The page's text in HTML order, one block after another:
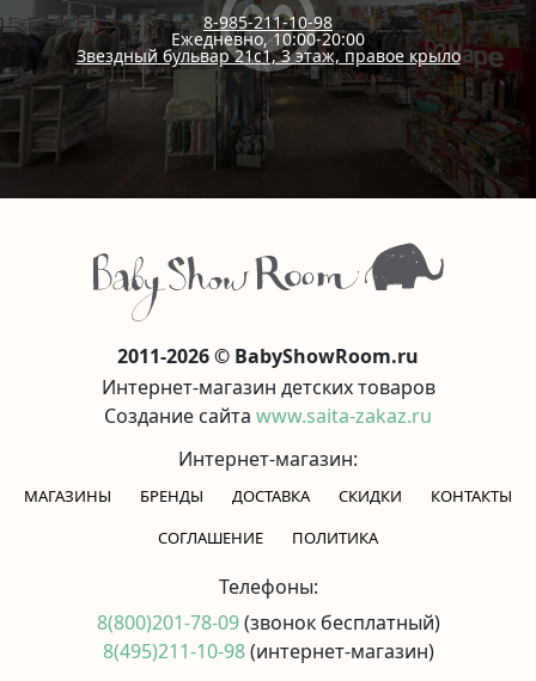
8-985-211-10-98
Ежедневно, 10:00-20:00
Звездный бульвар 21с1, 3 этаж, правое крыло
2011-2026 © BabyShowRoom.ru
Интернет-магазин детских товаров
Создание сайта www.saita-zakaz.ru
Интернет-магазин:
МАГАЗИНЫ БРЕНДЫ ДОСТАВКА СКИДКИ
КОНТАКТЫ
CОГЛАШЕНИЕ
ПОЛИТИКА
Телефоны:
8(800)201-78-09(звонок бесплатный)
8(495)211-10-98(интернет-магазин)